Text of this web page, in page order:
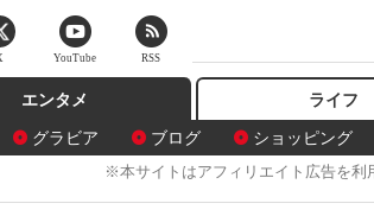
エンタメ
グラビア ブログ ショッピング
ライフ
※本サイトはアフィリエイト広告を利
YouTube RSS